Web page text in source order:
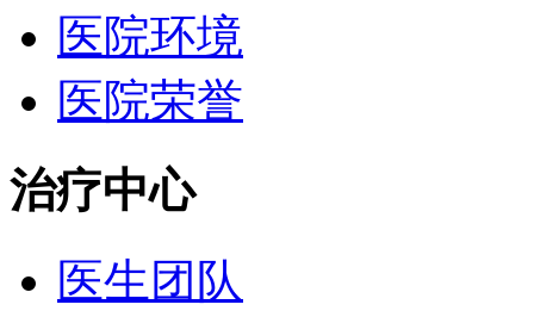
医院环境
医院荣誉
治疗中心
医生团队